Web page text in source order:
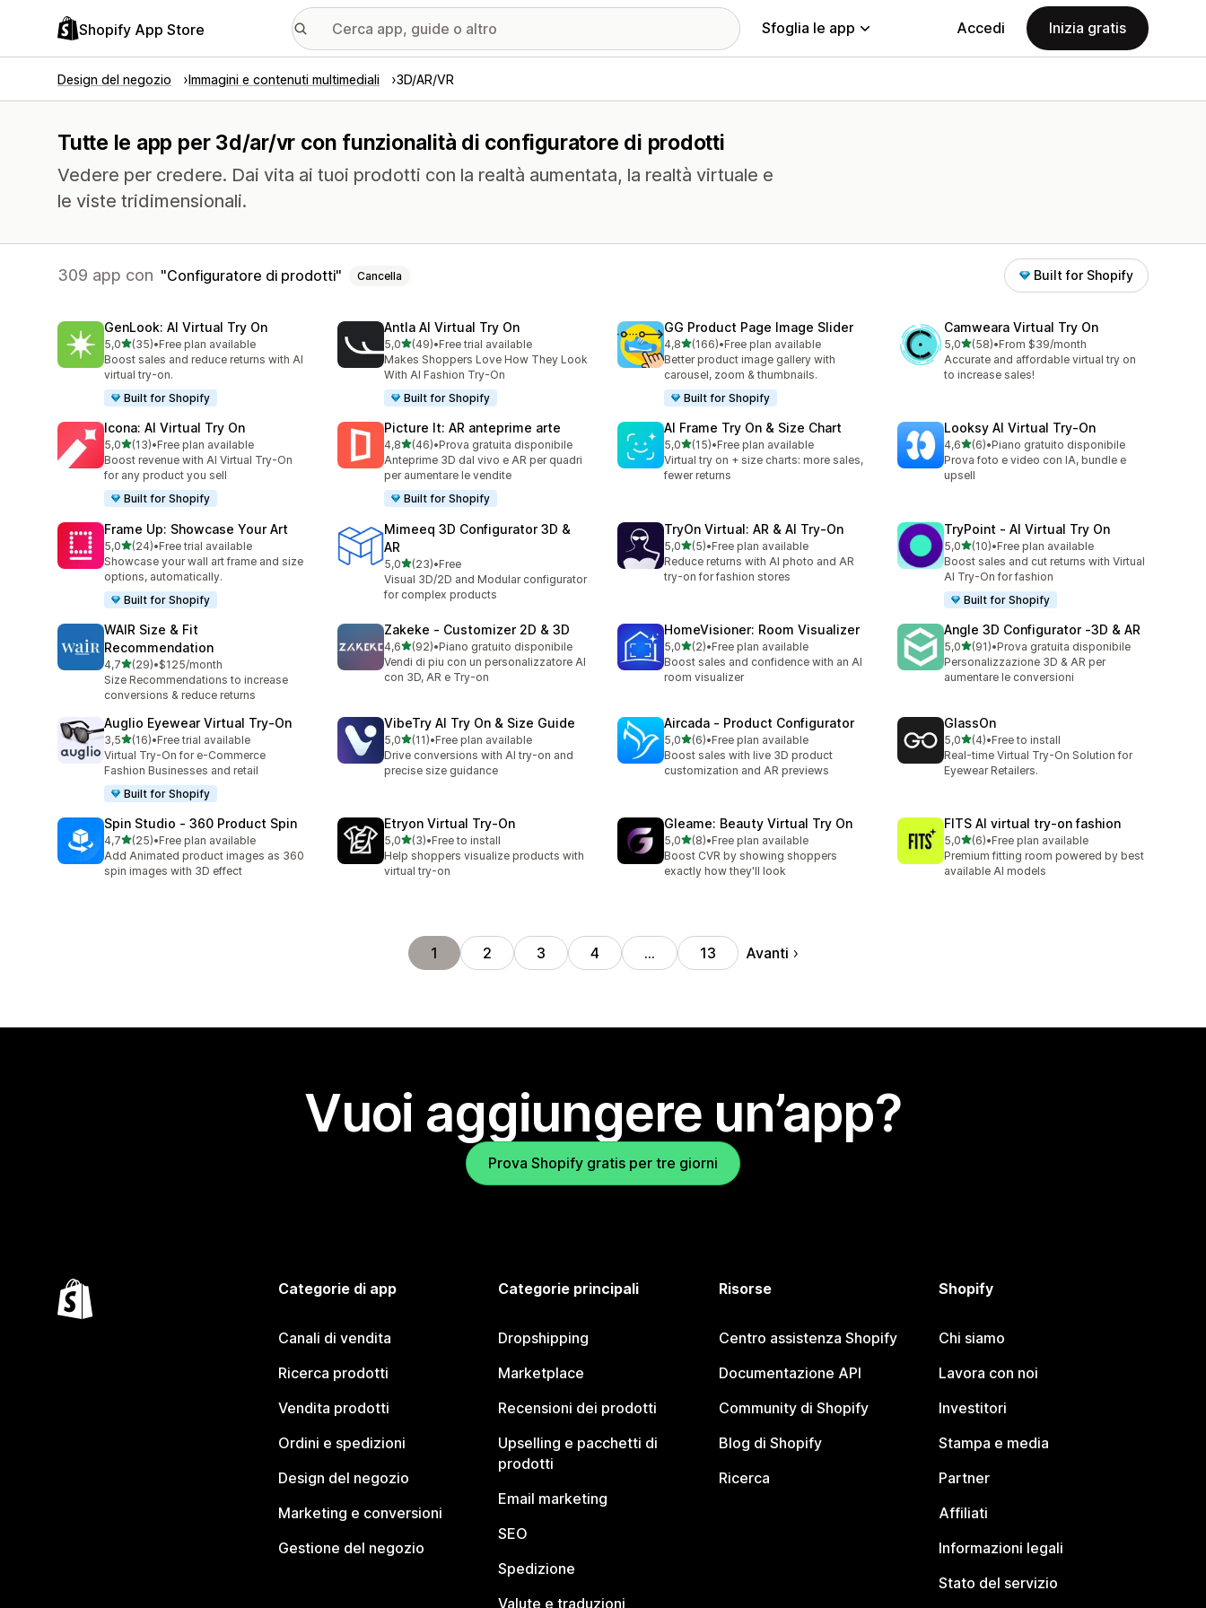
Shopify App Store Sfoglia le app Accedi Inizia gratis
Design del negozio Immagini e contenuti multimediali 3D/AR/VR
Tutte le app per 3d/ar/vr con funzionalità di configuratore di prodotti
Vedere per credere. Dai vita ai tuoi prodotti con la realtà aumentata, la realtà virtuale e
le viste tridimensionali.
309 app con Configuratore di prodotti Cancella Built for Shopify
GenLook: AI Virtual Try On
5,0stelle su 5
(35)
35 recensioni totali
•Free plan available
Boost sales and reduce returns with AI
virtual try-on.
Built for Shopify
Antla AI Virtual Try On
5,0stelle su 5
(49)
49 recensioni totali
•Free trial available
Makes Shoppers Love How They Look
With AI Fashion Try-On
Built for Shopify
GG Product Page Image Slider
4,8stelle su 5
(166)
166 recensioni totali
•Free plan available
Better product image gallery with
carousel, zoom & thumbnails.
Built for Shopify
Camweara Virtual Try On
5,0stelle su 5
(58)
58 recensioni totali
•From $39/month
Accurate and affordable virtual try on
to increase sales!
Icona: AI Virtual Try On
5,0stelle su 5
(13)
13 recensioni totali
•Free plan available
Boost revenue with AI Virtual Try-On
for any product you sell
Built for Shopify
Picture It: AR anteprime arte
4,8stelle su 5
(46)
46 recensioni totali
•Prova gratuita disponibile
Anteprime 3D dal vivo e AR per quadri
per aumentare le vendite
Built for Shopify
AI Frame Try On & Size Chart
5,0stelle su 5
(15)
15 recensioni totali
•Free plan available
Virtual try on + size charts: more sales,
fewer returns
Looksy AI Virtual Try‑On
4,6stelle su 5
(6)
6 recensioni totali
•Piano gratuito disponibile
Prova foto e video con IA, bundle e
upsell
Frame Up: Showcase Your Art
5,0stelle su 5
(24)
24 recensioni totali
•Free trial available
Showcase your wall art frame and size
options, automatically.
Built for Shopify
Mimeeq 3D Configurator 3D &
AR
5,0stelle su 5
(23)
23 recensioni totali
•Free
Visual 3D/2D and Modular configurator
for complex products
TryOn Virtual: AR & AI Try‑On
5,0stelle su 5
(5)
5 recensioni totali
•Free plan available
Reduce returns with AI photo and AR
try-on for fashion stores
TryPoint ‑ AI Virtual Try On
5,0stelle su 5
(10)
10 recensioni totali
•Free plan available
Boost sales and cut returns with Virtual
AI Try-On for fashion
Built for Shopify
WAIR Size & Fit
Recommendation
4,7stelle su 5
(29)
29 recensioni totali
•$125/month
Size Recommendations to increase
conversions & reduce returns
Zakeke ‑ Customizer 2D & 3D
4,6stelle su 5
(92)
92 recensioni totali
•Piano gratuito disponibile
Vendi di piu con un personalizzatore AI
con 3D, AR e Try-on
HomeVisioner: Room Visualizer
5,0stelle su 5
(2)
2 recensioni totali
•Free plan available
Boost sales and confidence with an AI
room visualizer
Angle 3D Configurator ‑3D & AR
5,0stelle su 5
(91)
91 recensioni totali
•Prova gratuita disponibile
Personalizzazione 3D & AR per
aumentare le conversioni
Auglio Eyewear Virtual Try‑On
3,5stelle su 5
(16)
16 recensioni totali
•Free trial available
Virtual Try-On for e-Commerce
Fashion Businesses and retail
Built for Shopify
VibeTry AI Try On & Size Guide
5,0stelle su 5
(11)
11 recensioni totali
•Free plan available
Drive conversions with AI try-on and
precise size guidance
Aircada ‑ Product Configurator
5,0stelle su 5
(6)
6 recensioni totali
•Free plan available
Boost sales with live 3D product
customization and AR previews
GlassOn
5,0stelle su 5
(4)
4 recensioni totali
•Free to install
Real-time Virtual Try-On Solution for
Eyewear Retailers.
Spin Studio ‑ 360 Product Spin
4,7stelle su 5
(25)
25 recensioni totali
•Free plan available
Add Animated product images as 360
spin images with 3D effect
Etryon Virtual Try‑On
5,0stelle su 5
(3)
3 recensioni totali
•Free to install
Help shoppers visualize products with
virtual try-on
Gleame: Beauty Virtual Try On
5,0stelle su 5
(8)
8 recensioni totali
•Free plan available
Boost CVR by showing shoppers
exactly how they'll look
FITS AI virtual try‑on fashion
5,0stelle su 5
(6)
6 recensioni totali
•Free plan available
Premium fitting room powered by best
available AI models
1 2 3 4 … 13 Avanti
Vuoi aggiungere un’app?
Prova Shopify gratis per tre giorni
Categorie di app
Canali di vendita
Ricerca prodotti
Vendita prodotti
Ordini e spedizioni
Design del negozio
Marketing e conversioni
Gestione del negozio
Categorie principali
Dropshipping
Marketplace
Recensioni dei prodotti
Upselling e pacchetti di
prodotti
Email marketing
SEO
Spedizione
Valute e traduzioni
Risorse
Centro assistenza Shopify
Documentazione API
Community di Shopify
Blog di Shopify
Ricerca
Shopify
Chi siamo
Lavora con noi
Investitori
Stampa e media
Partner
Affiliati
Informazioni legali
Stato del servizio